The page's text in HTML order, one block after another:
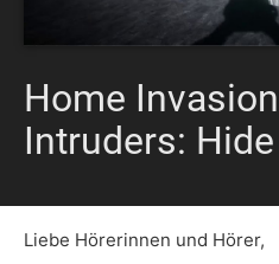
Home
Intruders:
Liebe Hörerinnen und Hörer,